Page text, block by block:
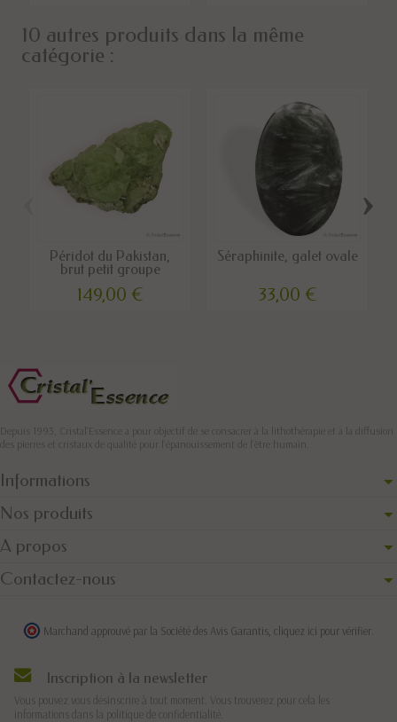
10 autres produits dans la même
catégorie :
Péridot du Pakistan,
brut petit groupe
149,00 €
Séraphinite, galet ovale
33,00 €
›
Depuis 1993, Cristal'Essence a pour objectif de se consacrer à la lithothérapie et à la diffusion
des pierres et cristaux de qualité pour l’épanouissement de l’être humain.
Informations
Nos produits
A propos
Contactez-nous
Marchand approuvé par la Société des Avis Garantis, cliquez ici pour vérifier
Inscription à la newsletter
Vous pouvez vous désinscrire à tout moment. Vous trouverez pour cela les
informations dans la politique de confidentialité.